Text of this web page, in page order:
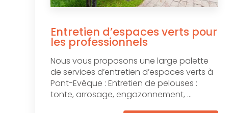
Entretien d’espaces verts pour
les professionnels
Nous vous proposons une large palette
de services d’entretien d’espaces verts à
Pont-Evêque : Entretien de pelouses :
tonte, arrosage, engazonnement, ...